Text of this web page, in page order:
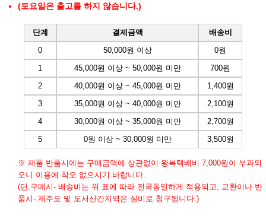
(토요일은 출고를 하지 않습니다.)
단계 결제금액
배송비
0
50,000원 이상
0원
1
45,000원 이상 ~ 50,000원 미만
700원
2
40,000원 이상 ~ 45,000원 미만
1,400원
3
35,000원 이상 ~ 40,000원 미만
2,100원
4
30,000원 이상 ~ 35,000원 미만
2,700원
5
0원 이상 ~ 30,000원 미만 3,500원
※ 제품 반품시에는 구매금액에 상관없이 왕복택배비 7,000원이 부과되
오니 이용에 착오 없으시기 바랍니다.
(단,구매시- 배송비는 위 표에 따라 전국동일하게 적용되고, 교환이나 반
품시- 제주도 및 도서산간지역은 실비로 청구됩니다.)